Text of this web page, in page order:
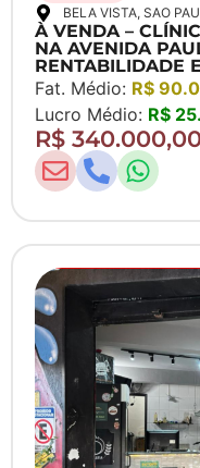
BELA VISTA, SAO
À VENDA –
NA AVENIDA
RENTABILIDADE
Fat. Médio: R$
Lucro Médio: R$
R$